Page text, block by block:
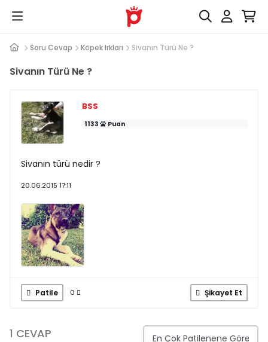
Soru Cevap Köpek Irkları Sivanın Türü Ne ?
Sivanın Türü Ne ?
BSS
1133 Puan
Sivanın türü nedir ?
20.06.2015 17:11
Patile 0 Şikayet Et
1 CEVAP